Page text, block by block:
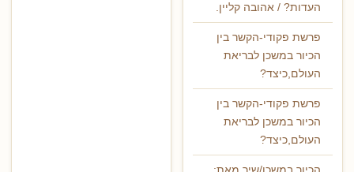
העדות? / אהובה קליין.
פרשת פקודי-הקשר בין
הכיור במשכן לבריאת
העולם,כיצד?
פרשת פקודי-הקשר בין
הכיור במשכן לבריאת
העולם,כיצד?